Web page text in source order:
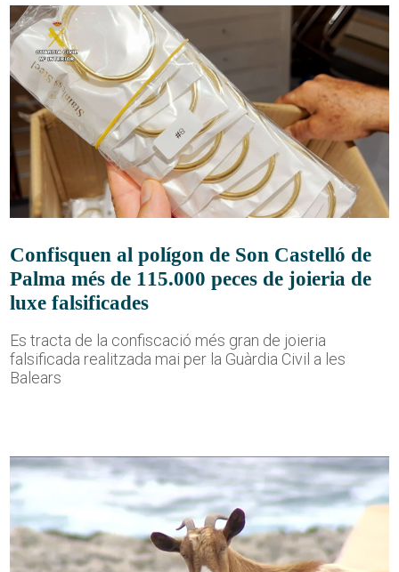
Confisquen al polígon de Son Castelló de
Palma més de 115.000 peces de joieria de
luxe falsificades
Es tracta de la confiscació més gran de joieria
falsificada realitzada mai per la Guàrdia Civil a les
Balears